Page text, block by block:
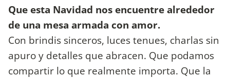
Que esta Navidad nos encuentre alrededor
de una mesa armada con amor.
Con brindis sinceros, luces tenues, charlas sin
apuro y detalles que abracen. Que podamos
compartir lo que realmente importa. Que la